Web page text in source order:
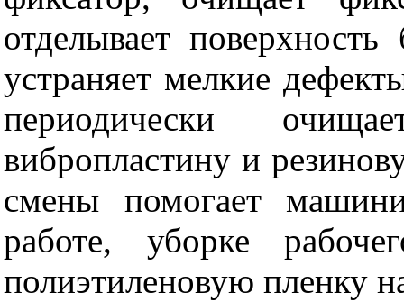
отделывает
устраняет мелкие
периодически
вибропластину и
смены помогает
работе, уборке
полиэтиленовую пленку